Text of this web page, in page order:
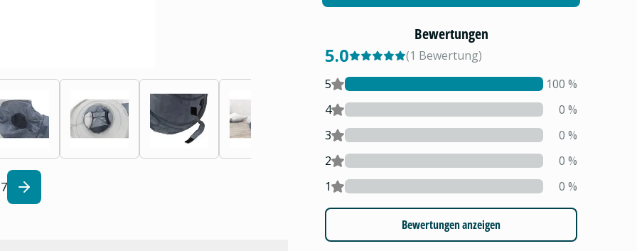
7
Bewertungen
5.0 (1 Bewertung)
5
100 %
4
0 %
3
0 %
2
0 %
1
0 %
Bewertungen anzeigen